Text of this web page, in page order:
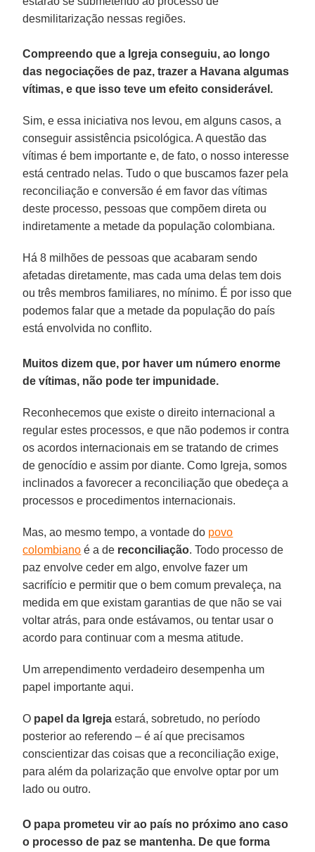
desmilitarização nessas regiões.
Compreendo que a Igreja conseguiu, ao longo
das negociações de paz, trazer a Havana algumas
vítimas, e que isso teve um efeito considerável.
Sim, e essa iniciativa nos levou, em alguns casos, a
conseguir assistência psicológica. A questão das
vítimas é bem importante e, de fato, o nosso interesse
está centrado nelas. Tudo o que buscamos fazer pela
reconciliação e conversão é em favor das vítimas
deste processo, pessoas que compõem direta ou
indiretamente a metade da população colombiana.
Há 8 milhões de pessoas que acabaram sendo
afetadas diretamente, mas cada uma delas tem dois
ou três membros familiares, no mínimo. É por isso que
podemos falar que a metade da população do país
está envolvida no conflito.
Muitos dizem que, por haver um número enorme
de vítimas, não pode ter impunidade.
Reconhecemos que existe o direito internacional a
regular estes processos, e que não podemos ir contra
os acordos internacionais em se tratando de crimes
de genocídio e assim por diante. Como Igreja, somos
inclinados a favorecer a reconciliação que obedeça a
processos e procedimentos internacionais.
Mas, ao mesmo tempo, a vontade do povo
colombiano é a de reconciliação. Todo processo de
paz envolve ceder em algo, envolve fazer um
sacrifício e permitir que o bem comum prevaleça, na
medida em que existam garantias de que não se vai
voltar atrás, para onde estávamos, ou tentar usar o
acordo para continuar com a mesma atitude.
Um arrependimento verdadeiro desempenha um
papel importante aqui.
O papel da Igreja estará, sobretudo, no período
posterior ao referendo – é aí que precisamos
conscientizar das coisas que a reconciliação exige,
para além da polarização que envolve optar por um
lado ou outro.
O papa prometeu vir ao país no próximo ano caso
o processo de paz se mantenha. De que forma